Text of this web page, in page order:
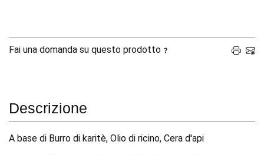
Fai una domanda su questo prodotto
Descrizione
A base di Burro di karitè, Olio di ricino, Cera d'api